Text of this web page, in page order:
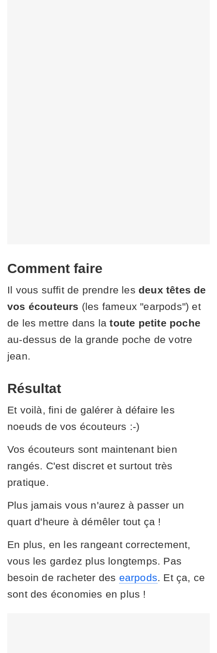
Comment faire
Il vous suffit de prendre les deux têtes de
vos écouteurs (les fameux "earpods") et
de les mettre dans latoute petite poche
au-dessus de la grande poche de votre
jean.
Résultat
Et voilà, fini de galérer à défaire les
noeuds de vos écouteurs :-)
Vos écouteurs sont maintenant bien
rangés. C'est discret et surtout très
pratique.
Plus jamais vous n'aurez à passer un
quart d'heure à démêler tout ça !
En plus, en les rangeant correctement,
vous les gardez plus longtemps. Pas
besoin de racheter des earpods . Et ça, ce
sont des économies en plus !